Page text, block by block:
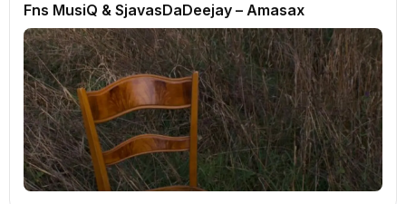
Fns MusiQ & SjavasDaDeejay – Amasax